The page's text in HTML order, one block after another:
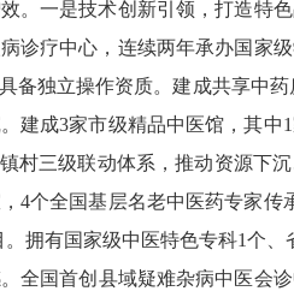
一是技术创新引领，打造特
诊疗中心，连续两年承办国家
备独立操作资质。建成共享中
建成3家市级精品中医馆，其中
村三级联动体系，推动资源下
4个全国基层名老中医药专家传
拥有国家级中医特色专科1个
全国首创县域疑难杂病中医会